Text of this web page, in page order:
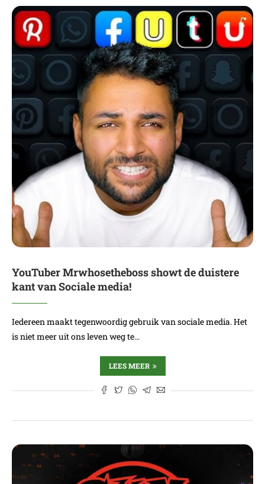
YouTuber Mrwhosetheboss showt de duistere
kant van Sociale media!
Iedereen maakt tegenwoordig gebruik van sociale media. Het
is niet meer uit ons leven weg te…
LEES MEER